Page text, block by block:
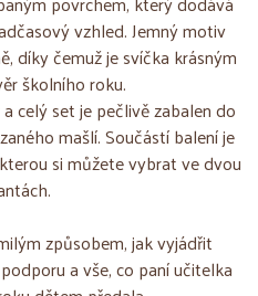
vzhled. Jemný motiv
díky čemuž je svíčka krásným
školního roku.
celý set je pečlivě zabalen do
mašlí. Součástí balení je
si můžete vybrat ve dvou
způsobem, jak vyjádřit
a vše, co paní učitelka